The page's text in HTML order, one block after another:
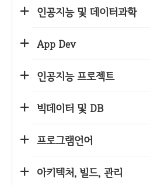
인공지능 및 데이터과학
App Dev
인공지능 프로젝트
빅데이터 및 DB
프로그램언어
아키텍처, 빌드, 관리